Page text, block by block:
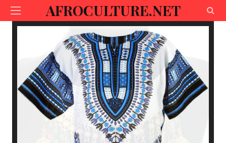
AFROCULTURE.NET